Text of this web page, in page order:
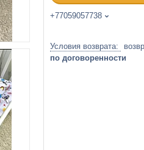
+77059057738
по договоренности